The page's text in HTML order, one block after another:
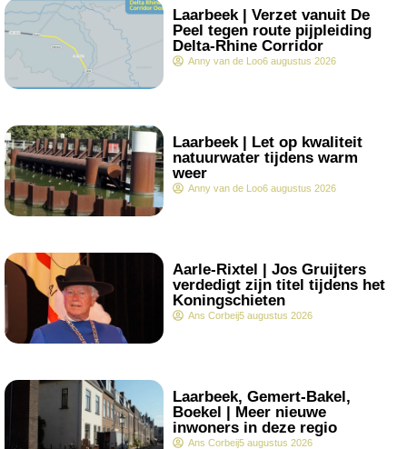
.
Laarbeek | Verzet vanuit De
Peel tegen route pijpleiding
Delta-Rhine Corridor
Anny van de Loo6 augustus 2026
.
Laarbeek | Let op kwaliteit
natuurwater tijdens warm
weer
Anny van de Loo6 augustus 2026
.
Aarle-Rixtel | Jos Gruijters
verdedigt zijn titel tijdens het
Koningschieten
Ans Corbeij5 augustus 2026
.
Laarbeek, Gemert-Bakel,
Boekel | Meer nieuwe
inwoners in deze regio
Ans Corbeij5 augustus 2026